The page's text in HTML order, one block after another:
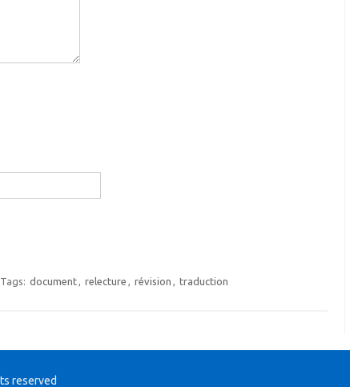
Tags: document, relecture , révision , traduction
reserved